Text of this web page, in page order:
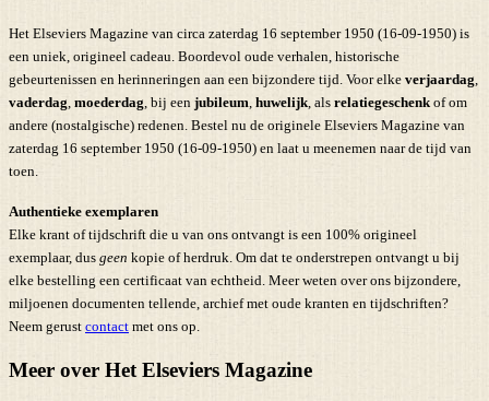
Het Elseviers Magazine van circa zaterdag 16 september 1950 (16-09-1950) is
een uniek, origineel cadeau. Boordevol oude verhalen, historische
gebeurtenissen en herinneringen aan een bijzondere tijd. Voor elke verjaardag
vaderdag moederdag , bij een jubileum huwelijk , als relatiegeschenk of om
andere (nostalgische) redenen. Bestel nu de originele Elseviers Magazine van
zaterdag 16 september 1950 (16-09-1950) en laat u meenemen naar de tijd van
toen.
Authentieke exemplaren
Elke krant of tijdschrift die u van ons ontvangt is een 100% origineel
exemplaar, dus geen kopie of herdruk. Om dat te onderstrepen ontvangt u bij
elke bestelling een certificaat van echtheid. Meer weten over ons bijzondere,
miljoenen documenten tellende, archief met oude kranten en tijdschriften?
Neem gerust contact met ons op.
Meer over Het Elseviers Magazine